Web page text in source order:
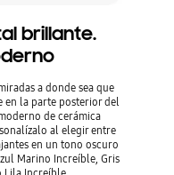
brillante.
a donde sea que
en la parte posterior del
de cerámica
al elegir entre
en un tono oscuro
Marino Increíble, Gris